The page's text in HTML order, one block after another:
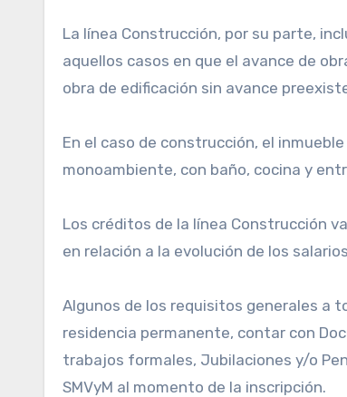
La línea Construcción, por su parte,
aquellos casos en que el avance de
obra de edificación sin avance
En el caso de construcción, el
monoambiente, con baño, cocina y
Los créditos de la línea Construcción
en relación a la evolución de los
Algunos de los requisitos generales a
residencia permanente, contar con
trabajos formales, Jubilaciones y/o
SMVyM al momento de la inscripción.